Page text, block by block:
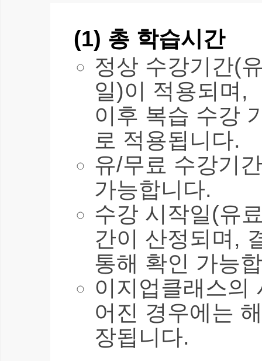
(1) 총 학습시간
정상 수강기간(
일)이 적용되며,
이후 복습 수강
로 적용됩니다.
유/무료 수강기
가능합니다.
수강 시작일(유
간이 산정되며,
통해 확인 가능
이지업클래스의
어진 경우에는
장됩니다.